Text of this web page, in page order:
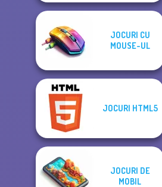
JOCURI CU
MOUSE-UL
JOCURI HTML5
JOCURI DE
MOBIL